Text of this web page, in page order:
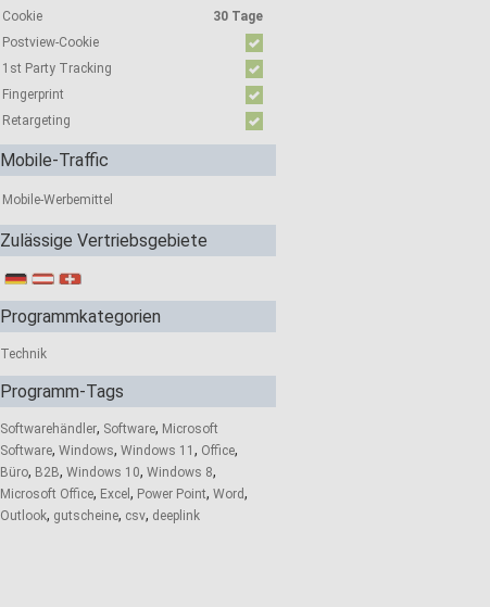
Cookie
30 Tage
Postview-Cookie
1st Party Tracking
Fingerprint
Retargeting
Mobile-Traffic
Mobile-Werbemittel
Zulässige Vertriebsgebiete
Programmkategorien
Technik
Programm-Tags
Softwarehändler, Software, Microsoft
Software, Windows, Windows 11 , Office,
Büro, B2B, Windows 10, Windows 8,
Microsoft Office, Excel , Power Point, Word,
Outlook, gutscheine, csv, deeplink